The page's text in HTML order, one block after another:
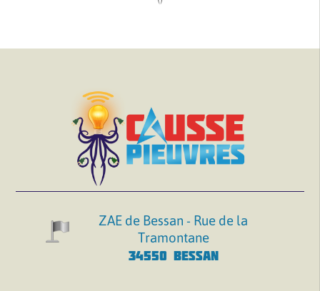
ZAE de Bessan - Rue de la
Tramontane
34550 BESSAN